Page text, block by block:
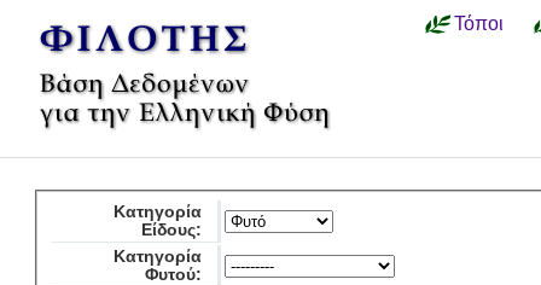
Τόποι
Κατηγορία
Είδους:
Κατηγορία
Φυτού: